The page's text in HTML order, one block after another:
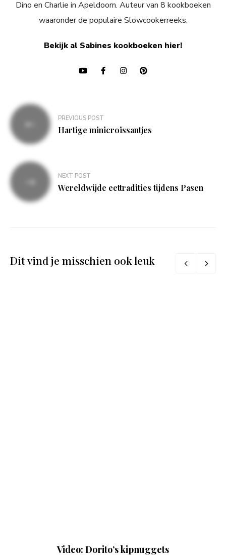
Dino en Charlie in Apeldoorn. Auteur van 8 kookboeken
waaronder de populaire Slowcookerreeks.
Bekijk al Sabines kookboeken hier!
Bericht
navigatie
PREVIOUS POST
Hartige minicroissantjes
NEXT POST
Wereldwijde eettradities tijdens Pasen
Dit vind je misschien ook leuk
Video: Dorito’s kipnuggets